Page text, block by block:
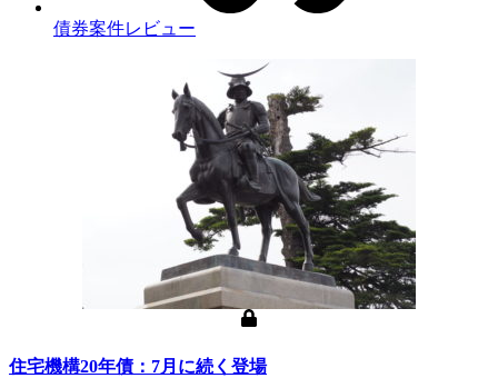
債券案件レビュー
住宅機構20年債：7月に続く登場